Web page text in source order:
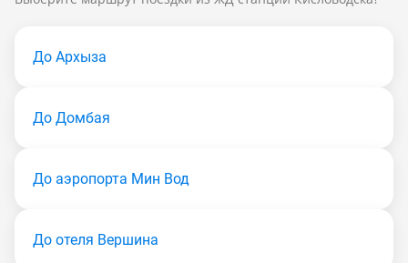
До Архыза
До Домбая
До аэропорта Мин Вод
До отеля Вершина